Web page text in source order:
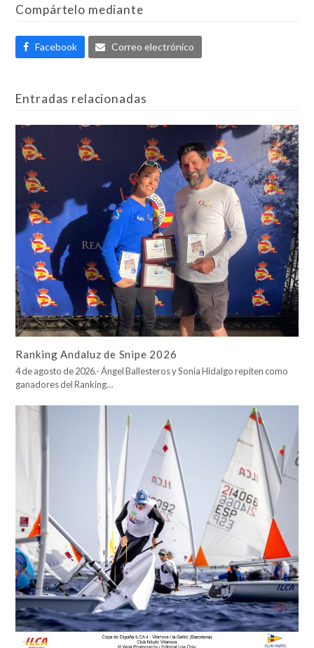
Compártelo mediante
Facebook Correo electrónico
Entradas relacionadas
Ranking Andaluz de Snipe 2026
4 de agosto de 2026.- Ángel Ballesteros y Sonia Hidalgo repiten como
ganadores del Ranking…